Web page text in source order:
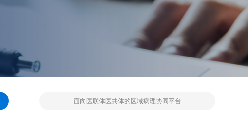
面向医联体医共体的区域病理协同平台